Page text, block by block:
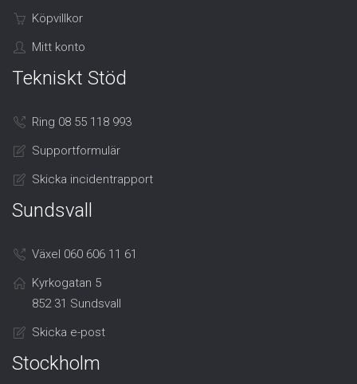
Köpvillkor
Mitt konto
Tekniskt Stöd
Ring 08 55 118 993
Supportformulär
Skicka incidentrapport
Sundsvall
Växel 060 606 11 61
Kyrkogatan 5
852 31 Sundsvall
Skicka e-post
Stockholm